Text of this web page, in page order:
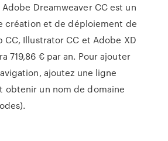
Dreamweaver CC est un
création et de déploiement de
CC, Illustrator CC et Adobe XD
719,86 € par an. Pour ajouter
ajoutez une ligne
obtenir un nom de domaine